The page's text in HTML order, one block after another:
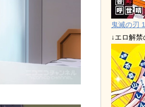
鬼滅の刃
↓エロ解